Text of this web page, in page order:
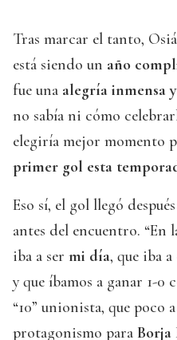
Tras marcar el tanto,
está siendo un año
fue una alegría inmensa
no sabía ni cómo
elegiría mejor momento
primer gol esta
Eso sí, el gol llegó
antes del encuentro. “En
iba a ser mi día, que iba
y que íbamos a ganar 1-0
“10” unionista, que poco
protagonismo para Borja